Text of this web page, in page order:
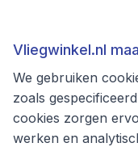
Thema's
Vliegwinkel.nl
We gebruiken
zoals
cookies zorgen
werken en